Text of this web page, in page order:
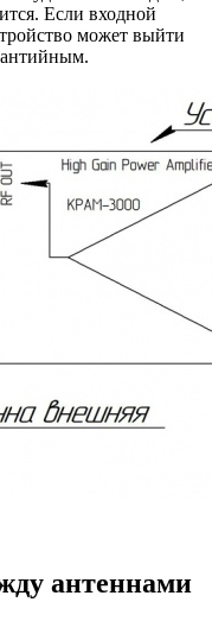
Если входной
может выйти
антеннами